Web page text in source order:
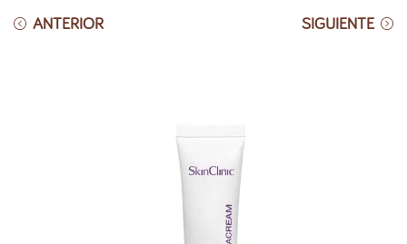
ANTERIOR SIGUIENTE